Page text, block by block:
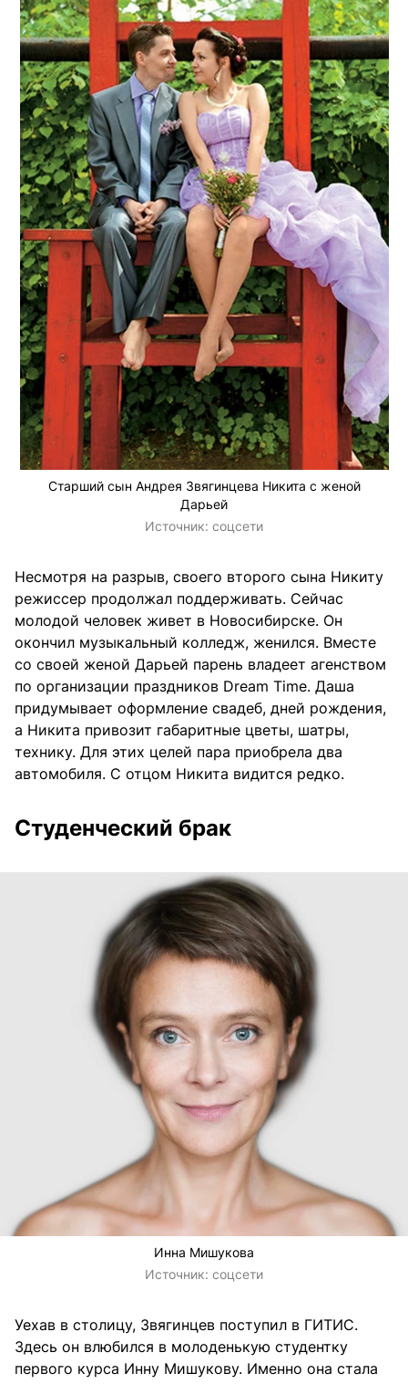
Старший сын Андрея Звягинцева Никита с женой
Дарьей
Источник: соцсети
Несмотря на разрыв, своего второго сына Никиту
режиссер продолжал поддерживать. Сейчас
молодой человек живет в Новосибирске. Он
окончил музыкальный колледж, женился. Вместе
со своей женой Дарьей парень владеет агенством
по организации праздников Dream Time. Даша
придумывает оформление свадеб, дней рождения,
а Никита привозит габаритные цветы, шатры,
технику. Для этих целей пара приобрела два
автомобиля. С отцом Никита видится редко.
Студенческий брак
Инна Мишукова
Источник: соцсети
Уехав в столицу, Звягинцев поступил в ГИТИС.
Здесь он влюбился в молоденькую студентку
первого курса Инну Мишукову. Именно она стала